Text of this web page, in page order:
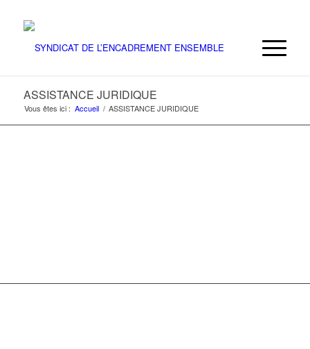
ASSISTANCE JURIDIQUE
Vous êtes ici : Accueil / ASSISTANCE JURIDIQUE
ASSISTANCE
JURIDIQUE